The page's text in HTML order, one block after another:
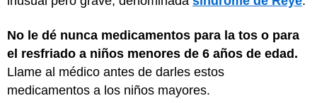
No le dé nunca medicamentos para la tos o para
el resfriado a niños menores de 6 años de edad.
Llame al médico antes de darles estos
medicamentos a los niños mayores.